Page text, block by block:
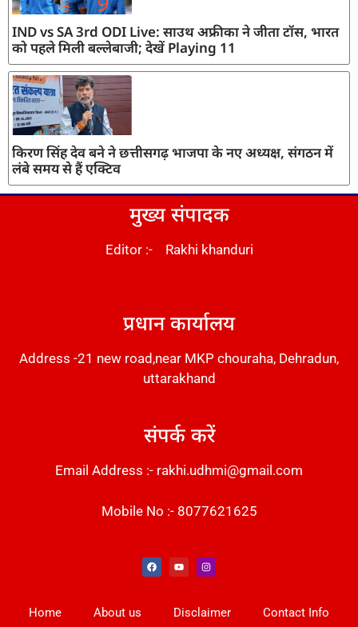
IND vs SA 3rd ODI Live: साउथ अफ्रीका ने जीता टॉस, भारत
को पहले मिली बल्लेबाजी; देखें Playing 11
किरण सिंह देव बने ने छत्तीसगढ़ भाजपा के नए अध्यक्ष, संगठन में
लंबे समय से हैं एक्टिव
मुख्य संपादक
Editor :- Rakhi khanduri
प्रधान कार्यालय
Address -21 new road,near MKP chouraha, Dehradun,
uttarakhand
संपर्क करें
Email Address :- rakhi.udhmi@gmail.com
Mobile No :- 8077621625
Home About us Disclaimer Contact Info